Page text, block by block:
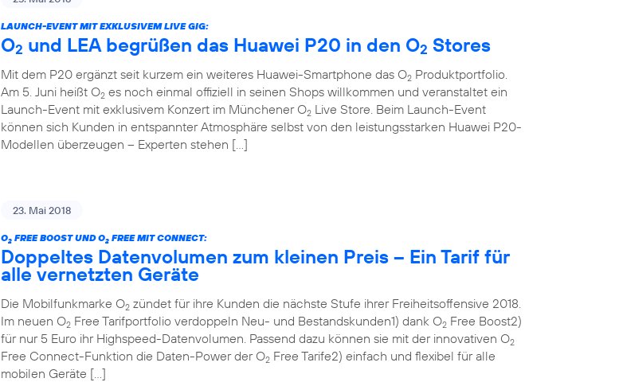
LAUNCH-EVENT MIT EXKLUSIVEM LIVE GIG:
O2 und LEA begrüßen das Huawei P20 in den O2 Stores
Mit dem P20 ergänzt seit kurzem ein weiteres Huawei-Smartphone das O2 Produktportfolio.
Am 5. Juni heißt O2 es noch einmal offiziell in seinen Shops willkommen und veranstaltet ein
Launch-Event mit exklusivem Konzert im Münchener O2 Live Store. Beim Launch-Event
können sich Kunden in entspannter Atmosphäre selbst von den leistungsstarken Huawei P20-
Modellen überzeugen – Experten stehen […]
23. Mai 2018
O2 FREE BOOST UND O2 FREE MIT CONNECT:
Doppeltes Datenvolumen zum kleinen Preis – Ein Tarif für
alle vernetzten Geräte
Die Mobilfunkmarke O2 zündet für ihre Kunden die nächste Stufe ihrer Freiheitsoffensive 2018.
Im neuen O2 Free Tarifportfolio verdoppeln Neu- und Bestandskunden1) dank O2 Free Boost2)
für nur 5 Euro ihr Highspeed-Datenvolumen. Passend dazu können sie mit der innovativen O2
Free Connect-Funktion die Daten-Power der O2 Free Tarife2) einfach und flexibel für alle
mobilen Geräte […]